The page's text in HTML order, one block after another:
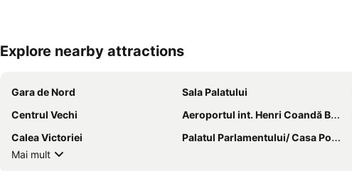
Explore nearby attractions
Gara de Nord Sala Palatului
Centrul Vechi
Aeroportul int. Henri Coandă București
Calea Victoriei
Palatul Parlamentului/ Casa Poporului
Mai mult